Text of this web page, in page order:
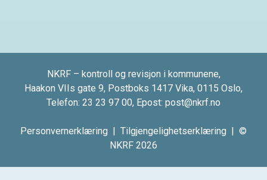
NKRF – kontroll og revisjon i kommunene,
Haakon VIIs gate 9, Postboks 1417 Vika, 0115 Oslo,
Telefon: 23 23 97 00, Epost: post@nkrf.no
Personvernerklæring Tilgjengelighetserklæring | ©
NKRF 2026